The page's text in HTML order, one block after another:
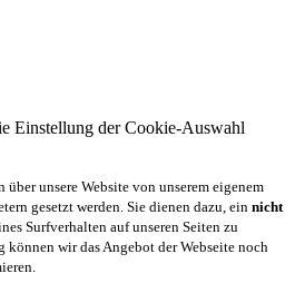
Einstellung der Cookie-Auswahl
unsere Website von unserem eigenem
gesetzt werden. Sie dienen dazu, ein nicht
Surfverhalten auf unseren Seiten zu
können wir das Angebot der Webseite noch